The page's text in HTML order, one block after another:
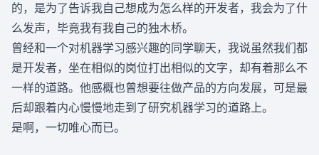
的，是为了告诉我自己想成为怎么样的开发者，我会为了什
么发声，毕竟我有我自己的独木桥。
曾经和一个对机器学习感兴趣的同学聊天，我说虽然我们都
是开发者，坐在相似的岗位打出相似的文字，却有着那么不
一样的道路。他感概也曾想要往做产品的方向发展，可是最
后却跟着内心慢慢地走到了研究机器学习的道路上。
是啊，一切唯心而已。